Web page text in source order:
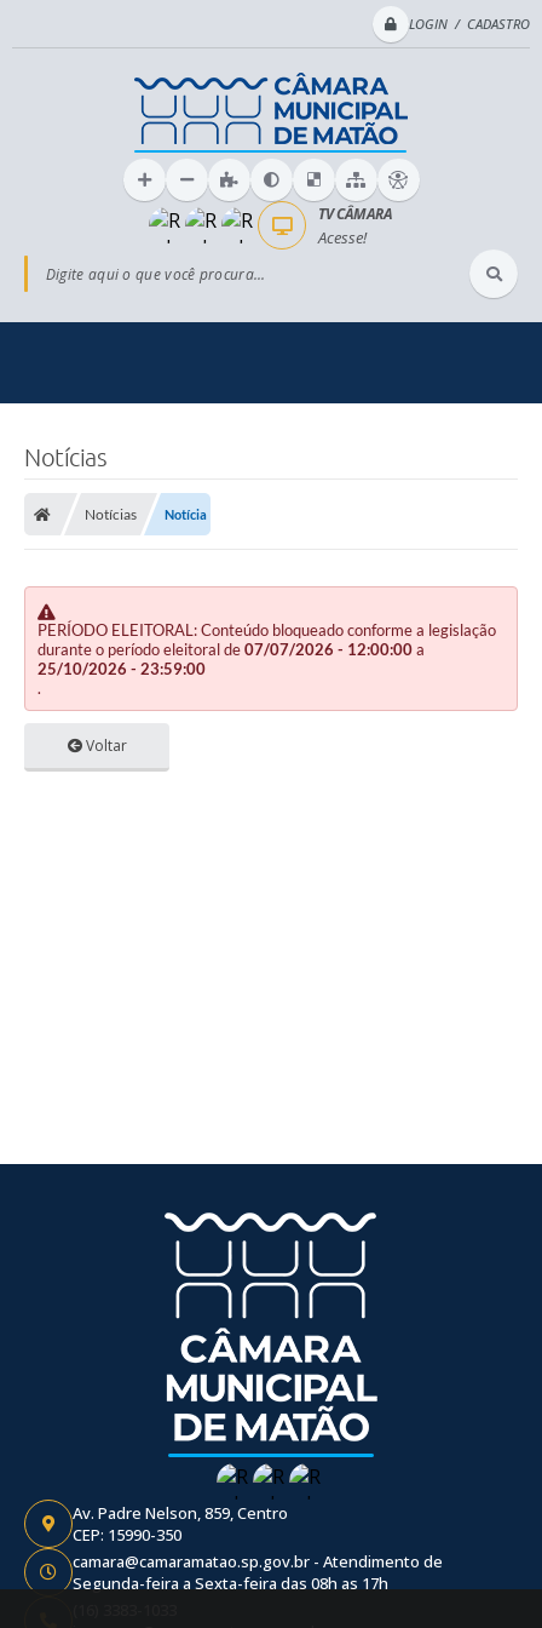
LOGIN / CADASTRO
Digite aqui o que você procura...
TV CÂMARA
Acesse!
Notícias
Notícias Notícia
PERÍODO ELEITORAL: Conteúdo bloqueado conforme a legislação
durante o período eleitoral de07/07/2026 - 12:00:00a
25/10/2026 - 23:59:00
.
Voltar
Av. Padre Nelson, 859, Centro
CEP: 15990-350
camara@camaramatao.sp.gov.br - Atendimento de
Segunda-feira a Sexta-feira das 08h as 17h